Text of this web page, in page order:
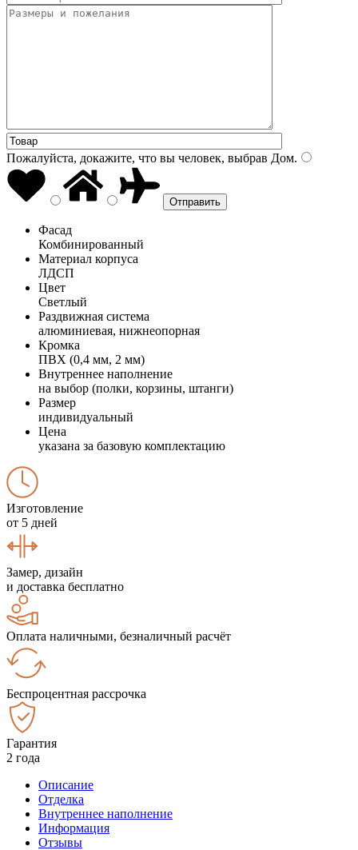
Пожалуйста, докажите, что вы человек, выбрав Дом.
Фасад
Комбинированный
Материал корпуса
ЛДСП
Цвет
Светлый
Раздвижная система
алюминиевая, нижнеопорная
Кромка
ПВХ (0,4 мм, 2 мм)
Внутреннее наполнение
на выбор (полки, корзины, штанги)
Размер
индивидуальный
Цена
указана за базовую комплектацию
Изготовление
от 5 дней
Замер, дизайн
и доставка бесплатно
Оплата наличными, безналичный расчёт
Беспроцентная рассрочка
Гарантия
2 года
Описание
Отделка
Внутреннее наполнение
Информация
Отзывы